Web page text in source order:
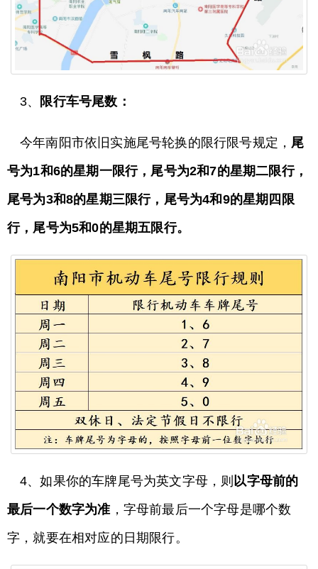
3、 限行车号尾数：
今年南阳市依旧实施尾号轮换的限行限号规定， 尾
号为1和6的星期一限行，尾号为2和7的星期二限行，
尾号为3和8的星期三限行，尾号为4和9的星期四限
行，尾号为5和0的星期五限行。
4、如果你的车牌尾号为英文字母，则 以字母前的
最后一个数字为准 ，字母前最后一个字母是哪个数
字，就要在相对应的日期限行。